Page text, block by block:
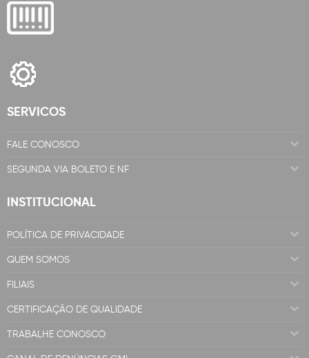
SERVICOS
FALE CONOSCO
SEGUNDA VIA BOLETO E NF
INSTITUCIONAL
POLÍTICA DE PRIVACIDADE
QUEM SOMOS
FILIAIS
CERTIFICAÇÃO DE QUALIDADE
TRABALHE CONOSCO